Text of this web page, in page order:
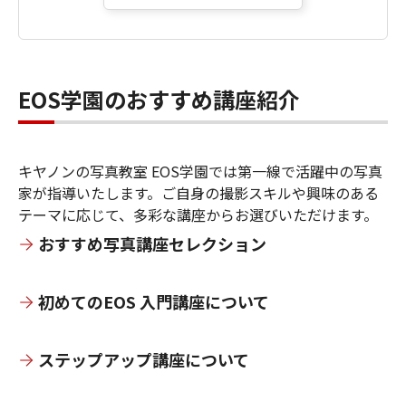
EOS学園のおすすめ講座紹介
キヤノンの写真教室 EOS学園では第一線で活躍中の写真
家が指導いたします。ご自身の撮影スキルや興味のある
テーマに応じて、多彩な講座からお選びいただけます。
おすすめ写真講座セレクション
初めてのEOS 入門講座について
ステップアップ講座について